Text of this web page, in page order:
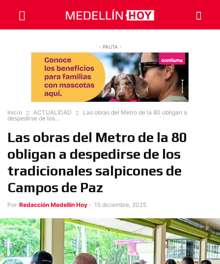
- PAUTA -
Inicio ACTUALIDAD
Las obras del Metro de la 80 obligan a
despedirse de los...
Las obras del Metro de la 80
obligan a despedirse de los
tradicionales salpicones de
Campos de Paz
Por Redacción Medellín Hoy - 15 diciembre, 2025